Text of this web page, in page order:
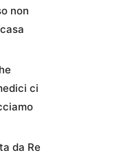
non
ci
da Re